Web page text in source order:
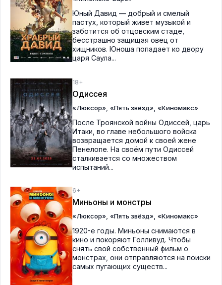
Юный Давид — добрый и смелый
пастух, который живет музыкой и
заботится об отцовским стаде,
бесстрашно защищая овец от
хищников. Юноша попадает ко двору
царя Саула...
18+
Одиссея
«Люксор», «Пять звёзд», «Киномакс»
После Троянской войны Одиссей, царь
Итаки, во главе небольшого войска
возвращается домой к своей жене
Пенелопе. На своём пути Одиссей
сталкивается со множеством
испытаний...
6+
Миньоны и монстры
«Люксор», «Пять звёзд», «Киномакс»
1920-е годы. Миньоны снимаются в
кино и покоряют Голливуд. Чтобы
снять свой собственный фильм о
монстрах, они отправляются на поиски
самых пугающих существ...